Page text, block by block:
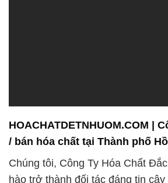
Chúng tôi, Công Ty Hóa Chất
hào trở thành đối tác đáng tin
hàng trong ngành công nghiệp
một thập kỷ kinh nghiệm trong
tôi đã xây dựng một danh tiếng
sự cam kết với chất lượng và dịch